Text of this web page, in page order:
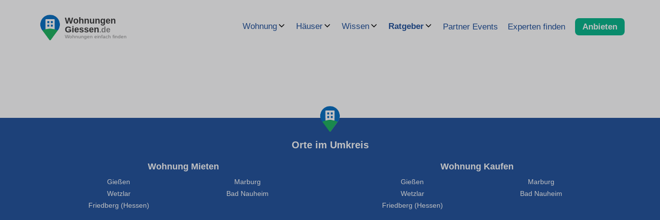
Wohnungen
Giessen.de
Wohnungen einfach finden
Wohnung Häuser Wissen Ratgeber Partner Events Experten finden Anbieten
Orte im Umkreis
Wohnung Mieten
Gießen
Marburg
Wetzlar
Bad Nauheim
Friedberg (Hessen)
Wohnung Kaufen
Gießen
Marburg
Wetzlar
Bad Nauheim
Friedberg (Hessen)